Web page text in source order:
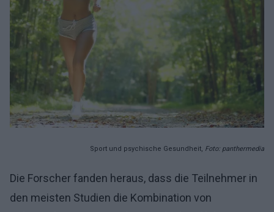
Sport und psychische Gesundheit, Foto: panthermedia
Die Forscher fanden heraus, dass die Teilnehmer in
den meisten Studien die Kombination von